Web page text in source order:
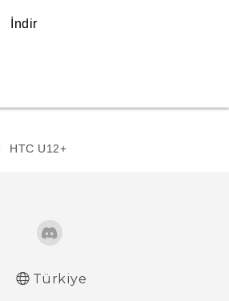
İndir
HTC U12+‎
Türkiye